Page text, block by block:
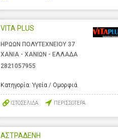
VITA PLUS
ΗΡΩΩΝ ΠΟΛΥΤΕΧΝΕΙΟΥ 37
ΧΑΝΙΑ - ΧΑΝΙΩΝ - ΕΛΛΑΔΑ
2821057955
Κατηγορία: Υγεία / Ομορφιά
ΙΣΤΟΣΕΛΙΔΑ ΠΕΡΙΣΣΟΤΕΡΑ
ΑΣΤΡΑΔΕΝΗ